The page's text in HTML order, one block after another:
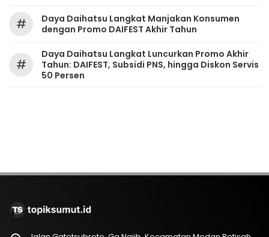
#
Daya Daihatsu Langkat Manjakan Konsumen
dengan Promo DAIFEST Akhir Tahun
#
Daya Daihatsu Langkat Luncurkan Promo Akhir
Tahun: DAIFEST, Subsidi PNS, hingga Diskon Servis
50 Persen